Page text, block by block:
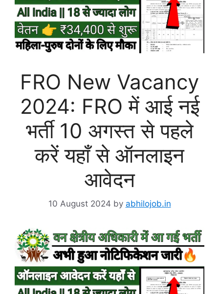
FRO New Vacancy
2024: FRO में आई नई
भर्ती 10 अगस्त से पहले
करें यहाँ से ऑनलाइन
आवेदन
10 August 2024 by abhilojob.in